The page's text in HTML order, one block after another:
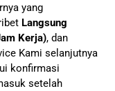
yang
Langsung
Kerja), dan
Kami selanjutnya
konfirmasi
setelah